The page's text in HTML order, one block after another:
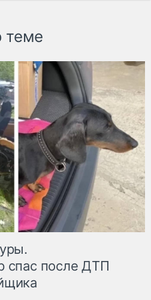
теме
спас после ДТП